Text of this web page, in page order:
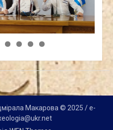
Макарова © 2025 / e-